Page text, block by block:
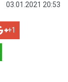
03.01.2021 20:53
+1